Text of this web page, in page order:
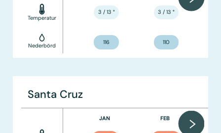
Temperatur
Nederbörd
3 / 13 °
116
3 / 13 °
110
Santa Cruz
JAN FEB